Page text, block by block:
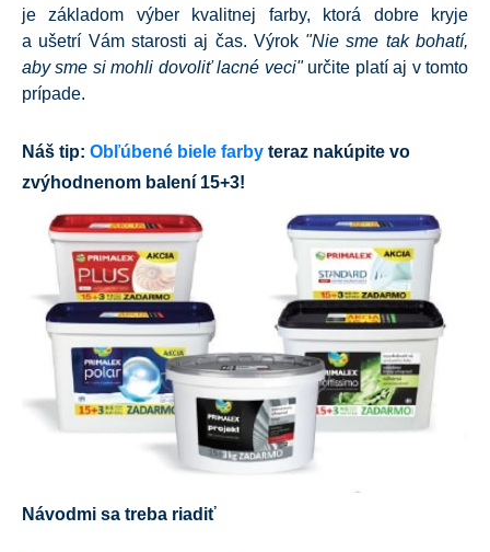
je základom výber kvalitnej farby, ktorá dobre kryje
a ušetrí Vám starosti aj čas. Výrok "Nie sme tak bohatí,
aby sme si mohli dovoliť lacné veci"určite platí aj v tomto
prípade.
Náš tip: Obľúbené biele farby teraz nakúpite vo
zvýhodnenom balení 15+3!
Návodmi sa treba riadiť